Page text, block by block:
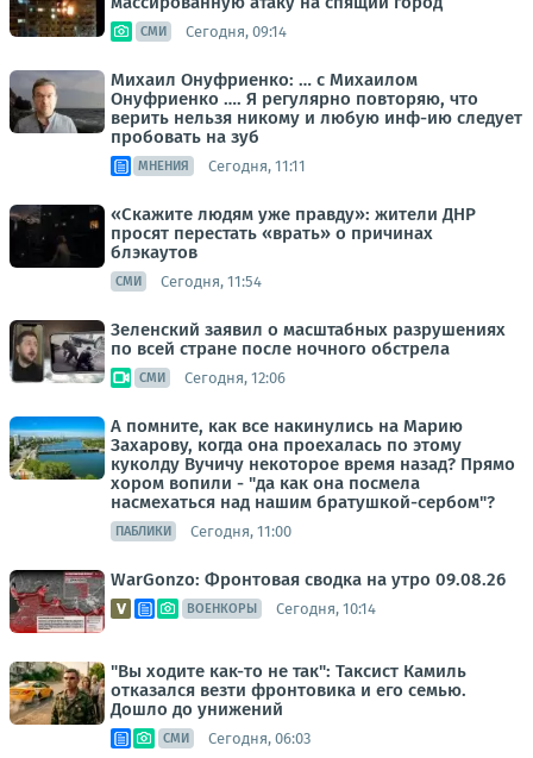
СМИ Сегодня, 09:14
Михаил Онуфриенко: … с Михаилом
Онуфриенко …. Я регулярно повторяю, что
верить нельзя никому и любую инф-ию следует
пробовать на зуб
МНЕНИЯ Сегодня, 11:11
«Скажите людям уже правду»: жители ДНР
просят перестать «врать» о причинах
блэкаутов
СМИ Сегодня, 11:54
Зеленский заявил о масштабных разрушениях
по всей стране после ночного обстрела
СМИ Сегодня, 12:06
А помните, как все накинулись на Марию
Захарову, когда она проехалась по этому
куколду Вучичу некоторое время назад? Прямо
хором вопили - "да как она посмела
насмехаться над нашим братушкой-сербом"?
ПАБЛИКИ Сегодня, 11:00
WarGonzo: Фронтовая сводка на утро 09.08.26
ВОЕНКОРЫ Сегодня, 10:14
"Вы ходите как-то не так": Таксист Камиль
отказался везти фронтовика и его семью.
Дошло до унижений
СМИ Сегодня, 06:03